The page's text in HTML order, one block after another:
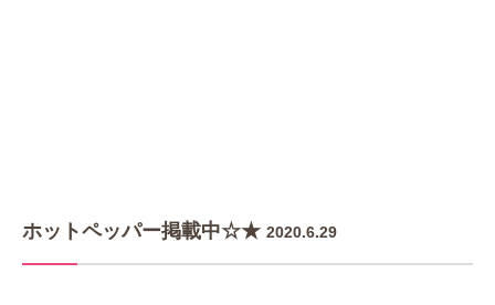
ホットペッパー掲載中☆★ 2020.6.29